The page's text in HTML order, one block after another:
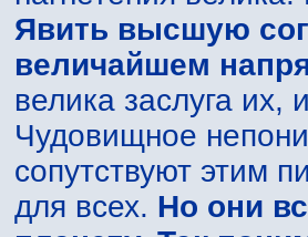
Явить высшую
величайшем
велика заслуга
Чудовищное
сопутствуют этим
для всех. Но они